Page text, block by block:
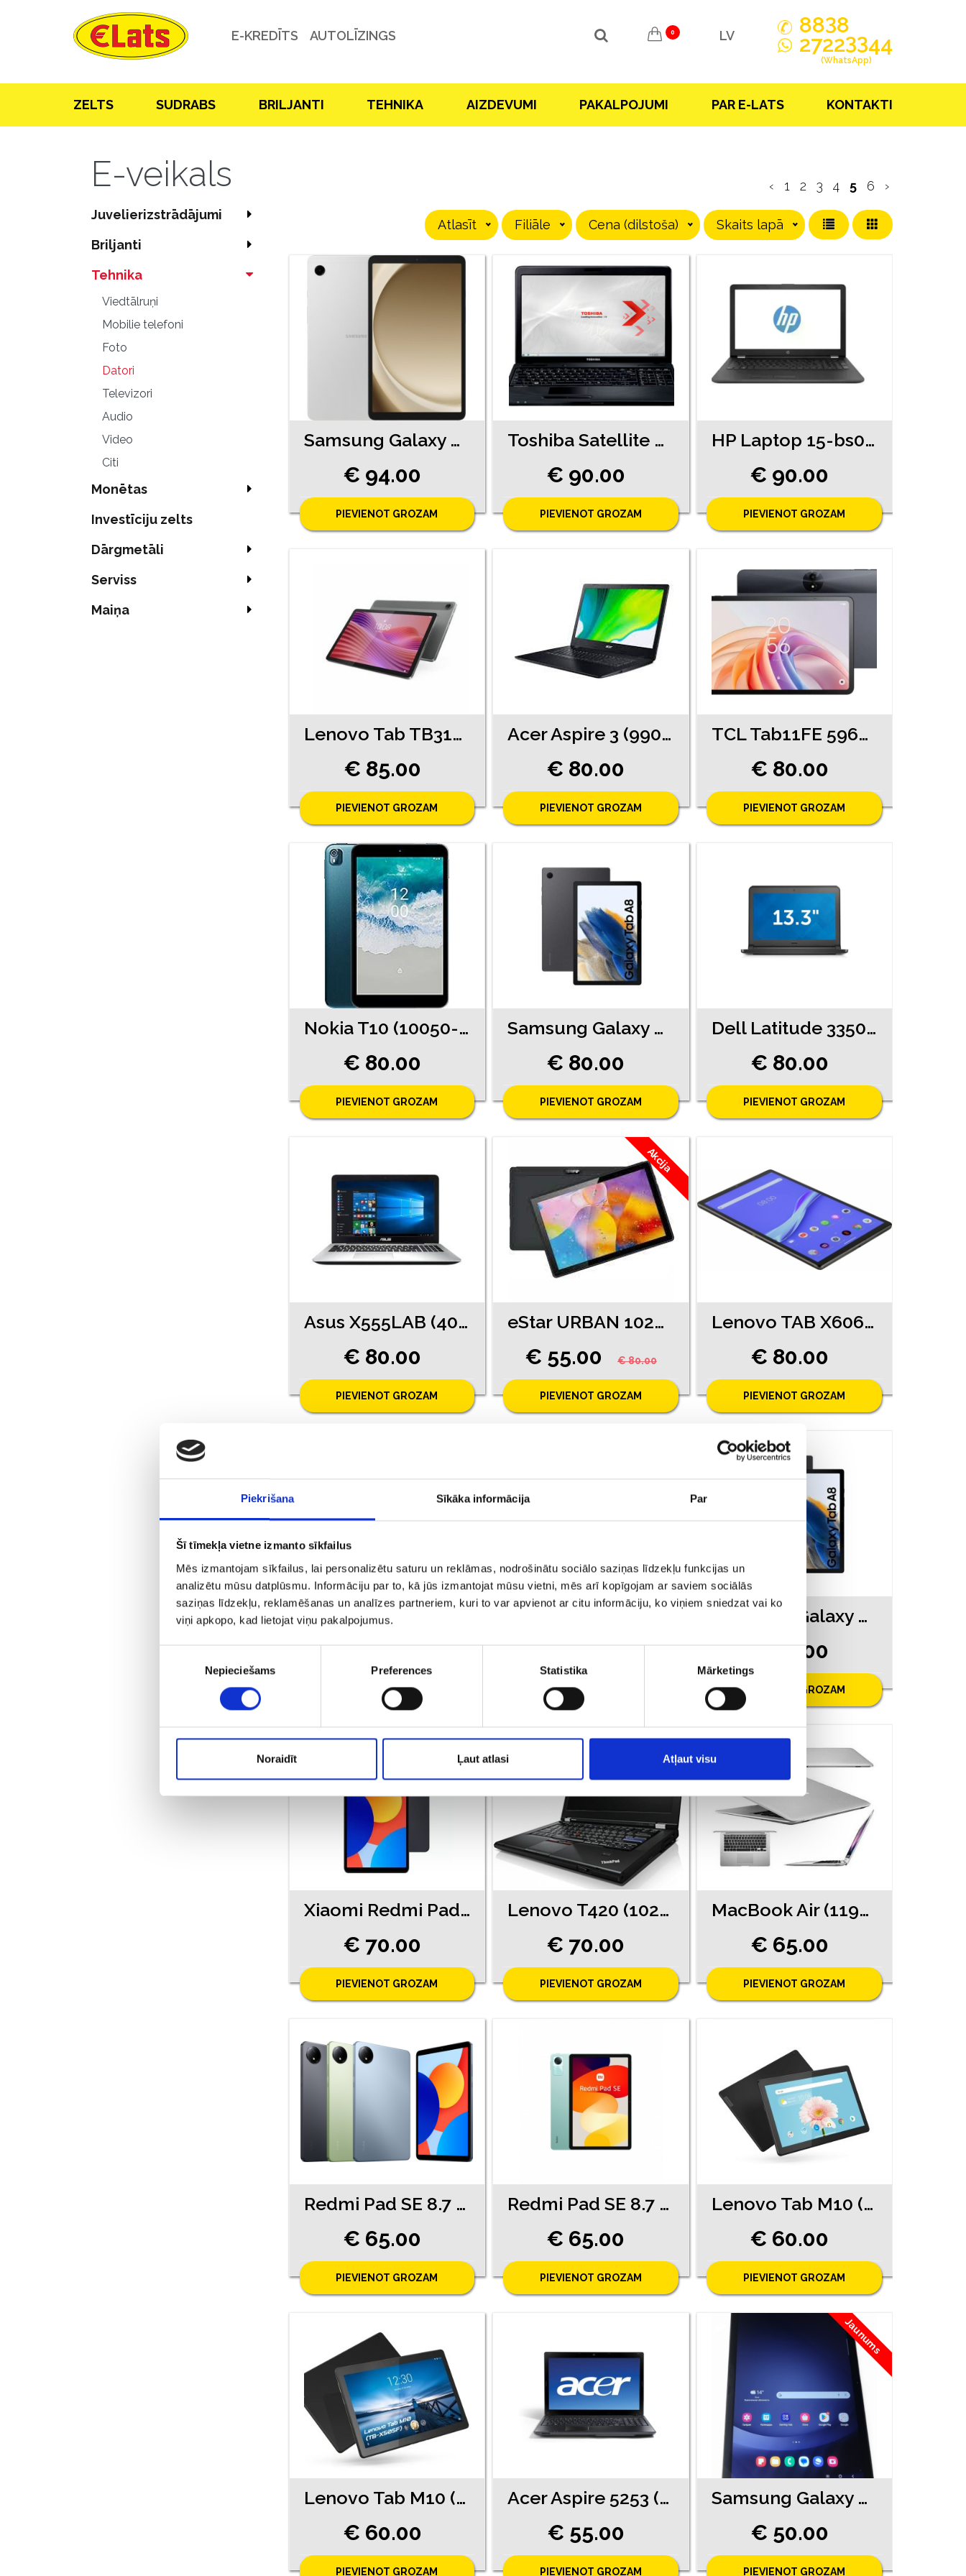
Piekrišana Sīkāka informācija Par
Šī tīmekļa vietne izmanto sīkfailus
Mēs izmantojam sīkfailus, lai personalizētu saturu un reklāmas, nodrošinātu sociālo saziņas līdzekļu funkcijas un
analizētu mūsu datplūsmu. Informāciju par to, kā jūs izmantojat mūsu vietni, mēs arī kopīgojam ar saviem sociālās
saziņas līdzekļu, reklamēšanas un analīzes partneriem, kuri to var apvienot ar citu informāciju, ko viņiem sniedzat vai ko
viņi apkopo, kad lietojat viņu pakalpojumus.
Nepieciešams Preferences Statistika Mārketings
Noraidīt Ļaut atlasi Atļaut visu
E-KREDĪTS AUTOLĪZINGS 0 LV 8838
27223344
(WhatsApp)
ZELTS SUDRABS BRILJANTI TEHNIKA AIZDEVUMI PAKALPOJUMI PAR E-LATS KONTAKTI
E-veikals
Juvelierizstrādājumi
Briljanti
Tehnika
Viedtālruņi
Mobilie telefoni
Foto
Datori
Televizori
Audio
Video
Citi
Monētas
Investīciju zelts
Dārgmetāli
Serviss
Maiņa
‹ 1 2 3 4 5 6 ›
Skaits lapā
Cena (dilstoša)
Filiāle
Atlasīt
Samsung Galaxy Tab A9+ 5G (12090-4051)
€ 94.00
PIEVIENOT GROZAM
Toshiba Satellite C660_1 TD (3510-4061)
€ 90.00
PIEVIENOT GROZAM
HP Laptop 15-bs0xx (420-8361)
€ 90.00
PIEVIENOT GROZAM
Lenovo Tab TB311FU 10.1 (3680-8361)
€ 85.00
PIEVIENOT GROZAM
Acer Aspire 3 (990-2561)
€ 80.00
PIEVIENOT GROZAM
TCL Tab11FE 5960-6461
€ 80.00
PIEVIENOT GROZAM
Nokia T10 (10050-2251)
€ 80.00
PIEVIENOT GROZAM
Samsung Galaxy Tab A8 (9880-8361)
€ 80.00
PIEVIENOT GROZAM
Dell Latitude 3350 (18590-8141)
€ 80.00
PIEVIENOT GROZAM
Asus X555LAB (4060-1163)
€ 80.00
PIEVIENOT GROZAM
Akcija
eStar URBAN 1020L (10180-4031)
€ 55.00 € 80.00
PIEVIENOT GROZAM
Lenovo TAB X606L (640-0563)
€ 80.00
PIEVIENOT GROZAM
€ 80.00
PIEVIENOT GROZAM
€ 80.00
PIEVIENOT GROZAM
Samsung Galaxy Tab A8 (1090-0561)
€ 80.00
PIEVIENOT GROZAM
Xiaomi Redmi Pad SE 8.7 (13250-2561)
€ 70.00
PIEVIENOT GROZAM
Lenovo T420 (10240-2221)
€ 70.00
PIEVIENOT GROZAM
MacBook Air (11920-4551)
€ 65.00
PIEVIENOT GROZAM
Redmi Pad SE 8.7 (3270-6461)
€ 65.00
PIEVIENOT GROZAM
Redmi Pad SE 8.7 (4140-6461)
€ 65.00
PIEVIENOT GROZAM
Lenovo Tab M10 (10760-0651)
€ 60.00
PIEVIENOT GROZAM
Lenovo Tab M10 (1110-5061)
€ 60.00
PIEVIENOT GROZAM
Acer Aspire 5253 (8600-8161)
€ 55.00
PIEVIENOT GROZAM
Jaunums
Samsung Galaxy Tab A (2016) SM-T585 ( 7710-5761)
€ 50.00
PIEVIENOT GROZAM